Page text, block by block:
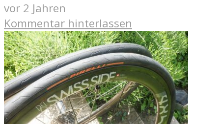
vor 2 Jahren
Kommentar hinterlassen